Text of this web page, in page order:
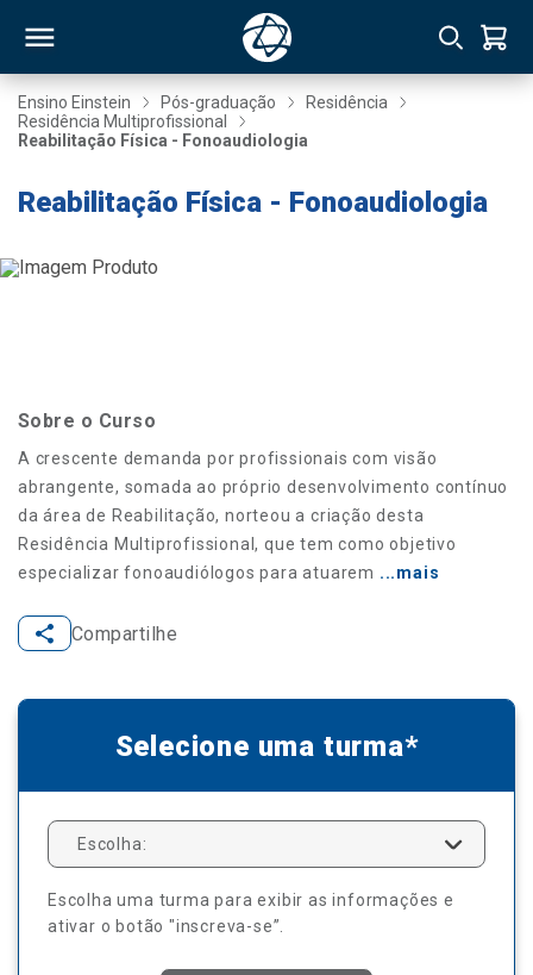
Ensino Einstein Pós-graduação
Residência
Residência Multiprofissional
Reabilitação Física - Fonoaudiologia
Reabilitação Física - Fonoaudiologia
Sobre o Curso
A crescente demanda por profissionais com visão
abrangente, somada ao próprio desenvolvimento contínuo
da área de Reabilitação, norteou a criação desta
Residência Multiprofissional, que tem como objetivo
especializar fonoaudiólogos para atuarem ...mais
Compartilhe
Selecione uma turma*
Escolha:
Escolha uma turma para exibir as informações e
ativar o botão "inscreva-se”.